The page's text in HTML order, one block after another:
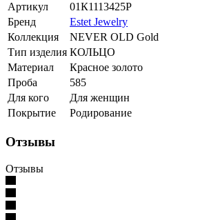
Артикул
01К1113425Р
Бренд
Estet Jewelry
Коллекция
NEVER OLD Gold
Тип изделия КОЛЬЦО
Материал
Красное золото
Проба
585
Для кого
Для женщин
Покрытие
Родирование
Отзывы
Отзывы